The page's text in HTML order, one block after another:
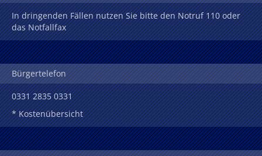
In dringenden Fällen nutzen Sie bitte den Notruf 110 oder
das Notfallfax
Bürgertelefon
0331 2835 0331
* Kostenübersicht